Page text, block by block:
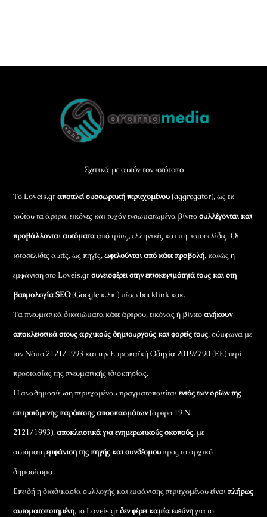
To
Σχετικά με αυτόν τον ιστότοπο
Το Loveis.grαποτελεί συσσωρευτή περιεχομένου(aggregator), ως εκ
τούτου τα άρθρα, εικόνες και τυχόν ενσωματωμένα βίντεοσυλλέγονται και
προβάλλονται αυτόματααπό τρίτες, ελληνικές και μη, ιστοσελίδες. Οι
ιστοσελίδες αυτές, ως πηγές,ωφελούνται από κάθε προβολή, καθώς η
εμφάνιση στο Loveis.grσυνεισφέρει στην επισκεψιμότητά τους και στη
βαθμολογία SEO(Google κ.λπ.) μέσω backlink κοκ.
Τα πνευματικά δικαιώματα κάθε άρθρου, εικόνας ή βίντεοανήκουν
αποκλειστικά στους αρχικούς δημιουργούς και φορείς τους, σύμφωνα με
τον Νόμο 2121/1993 και την Ευρωπαϊκή Οδηγία 2019/790 (ΕΕ) περί
προστασίας της πνευματικής ιδιοκτησίας.
Η αναδημοσίευση περιεχομένου πραγματοποιείταιεντός των ορίων της
επιτρεπόμενης παράθεσης αποσπασμάτων(άρθρο 19 Ν.
2121/1993),αποκλειστικά για ενημερωτικούς σκοπούς, με
αυτόματηεμφάνιση της πηγής και συνδέσμουπρος το αρχικό
δημοσίευμα.
Επειδή η διαδικασία συλλογής και εμφάνισης περιεχομένου είναιπλήρως
αυτοματοποιημένη, το Loveis.grδεν φέρει καμία ευθύνηγια το